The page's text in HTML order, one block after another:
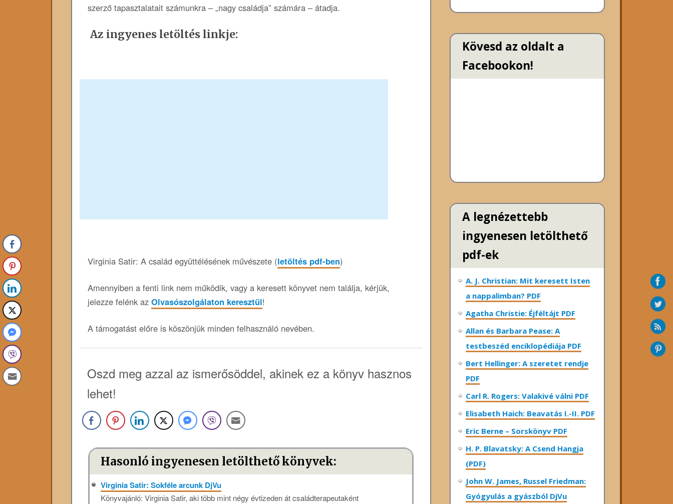
szerző tapasztalatait számunkra – „nagy családja” számára – átadja.
Az ingyenes letöltés linkje:
Virginia Satir: A család együttélésének művészete (letöltés pdf-ben)
Amennyiben a fenti link nem működik, vagy a keresett könyvet nem találja, kérjük,
jelezze felénk az Olvasószolgálaton keresztül!
A támogatást előre is köszönjük minden felhasználó nevében.
Oszd meg azzal az ismerősöddel, akinek ez a könyv hasznos
lehet!
Hasonló ingyenesen letölthető könyvek:
Virginia Satir: Sokféle arcunk DjVu
Könyvajánló: Virginia Satir, aki több mint négy évtizeden át családterapeutaként
Kövesd az oldalt a
Facebookon!
A legnézettebb
ingyenesen letölthető
pdf-ek
A. J. Christian: Mit keresett Isten
a nappalimban? PDF
Agatha Christie: Éjféltájt PDF
Allan és Barbara Pease: A
testbeszéd enciklopédiája PDF
Bert Hellinger: A ​szeretet rendje
PDF
Carl R. Rogers: Valakivé válni PDF
Elisabeth Haich: Beavatás I.-II. PDF
Eric Berne – Sorskönyv PDF
H. P. Blavatsky: A Csend Hangja
(PDF)
John W. James, Russel Friedman:
Gyógyulás a gyászból DjVu